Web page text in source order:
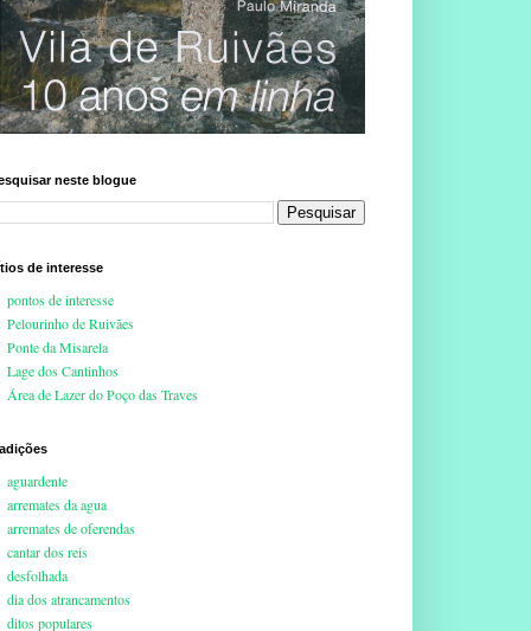
neste blogue
de interesse
pontos de interesse
Pelourinho de Ruivães
Ponte da Misarela
Lage dos Cantinhos
Área de Lazer do Poço das Traves
aguardente
arremates da agua
arremates de oferendas
cantar dos reis
desfolhada
dia dos atrancamentos
ditos populares